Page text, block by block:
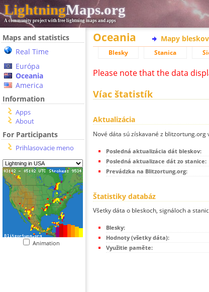
LightningMaps.org
A community project with free lightning maps and apps
Maps and statistics
Real Time
Európa
Oceania
America
Information
Apps
About
For Participants
Prihlasovacie meno
Animation
Oceania Mapy
Blesky Stanica
Please note that the data
Víac štatistík
Aktualizácia
Nové dáta sú získavané z
Posledná aktualizácia dát bleskov:
Posledná aktualizace dát zo stanice:
Prevádzka na Blitzortung.org:
Štatistiky databáz
Všetky dáta o bleskoch, signáloch a
Blesky:
Hodnoty (všetky dáta):
Využitie paměte: